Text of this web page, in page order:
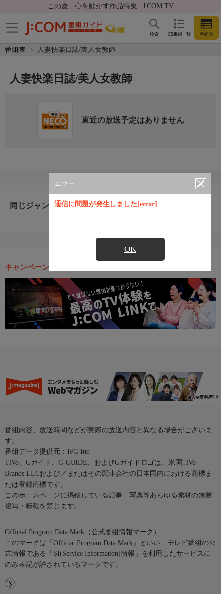
この夏、心を動かす作品特集 | J:COM TV
CS番組一覧 番組表
検索
番組表 人妻快楽日誌/美人女教師
エラー
通信に問題が発生しました[error]
OK
人妻快楽日誌/美人女教師
直近の放送予定はありません
同じジャンルのおすすめ番組
キャンペーン・お得な情報
番組内容、放送時間などが実際の放送内容と異なる場合がございま
す。
番組データ提供元：IPG Inc.
TiVo、Gガイド、G-GUIDE、およびGガイドロゴは、米国TiVo
Brands LLCおよび／またはその関連会社の日本国内における商標ま
たは登録商標です。
このホームページに掲載している記事・写真等あらゆる素材の無断
複写・転載を禁じます。
Official Program Data Mark（公式番組情報マーク）
このマークは「Official Program Data Mark」といい、テレビ番組の公
式情報である「SI(Service Information)情報」を利用したサービスに
のみ表記が許されているマークです。